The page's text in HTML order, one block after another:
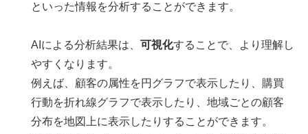
といった情報を分析することができます。
AIによる分析結果は、可視化することで、より理解し
やすくなります。
例えば、顧客の属性を円グラフで表示したり、購買
行動を折れ線グラフで表示したり、地域ごとの顧客
分布を地図上に表示したりすることができます。